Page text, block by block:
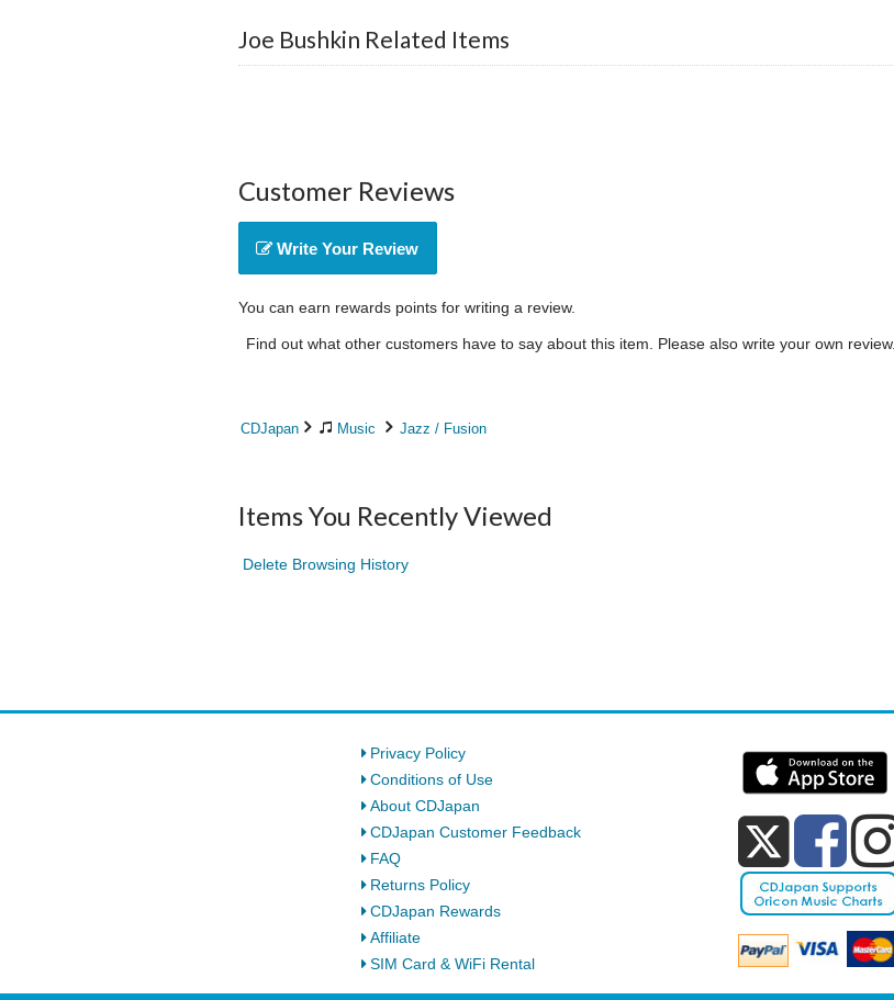
Joe Bushkin Related Items
Customer Reviews
Write Your Review
You can earn rewards points for writing a review.
Find out what other customers have to say about this item. Please also write your own review.
CDJapan Music Jazz / Fusion
Items You Recently Viewed
Delete Browsing History
Privacy Policy
Conditions of Use
About CDJapan
CDJapan Customer Feedback
FAQ
Returns Policy
CDJapan Rewards
Affiliate
SIM Card & WiFi Rental